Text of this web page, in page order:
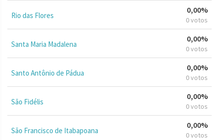
Rio das Flores
0,00%
0 votos
Santa Maria Madalena
0,00%
0 votos
Santo Antônio de Pádua
0,00%
0 votos
São Fidélis
0,00%
0 votos
São Francisco de Itabapoana
0,00%
0 votos